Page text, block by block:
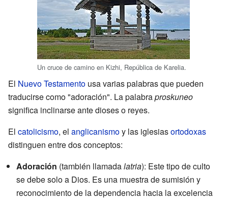
Un cruce de camino en Kizhi, República de Karelia.
El Nuevo Testamento usa varias palabras que pueden
traducirse como "adoración". La palabraproskuneo
significa inclinarse ante dioses o reyes.
El catolicismo, el anglicanismoy las iglesiasortodoxas
distinguen entre dos conceptos:
Adoración (también llamadalatria): Este tipo de culto
se debe solo a Dios. Es una muestra de sumisión y
reconocimiento de la dependencia hacia la excelencia